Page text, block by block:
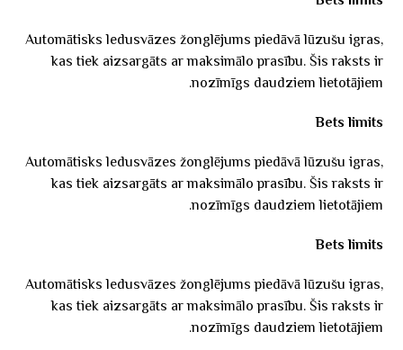
Automātisks ledusvāzes žonglējums piedāvā lūzušu igras,
kas tiek aizsargāts ar maksimālo prasību. Šis raksts ir
nozīmīgs daudziem lietotājiem.
Bets limits
Automātisks ledusvāzes žonglējums piedāvā lūzušu igras,
kas tiek aizsargāts ar maksimālo prasību. Šis raksts ir
nozīmīgs daudziem lietotājiem.
Bets limits
Automātisks ledusvāzes žonglējums piedāvā lūzušu igras,
kas tiek aizsargāts ar maksimālo prasību. Šis raksts ir
nozīmīgs daudziem lietotājiem.